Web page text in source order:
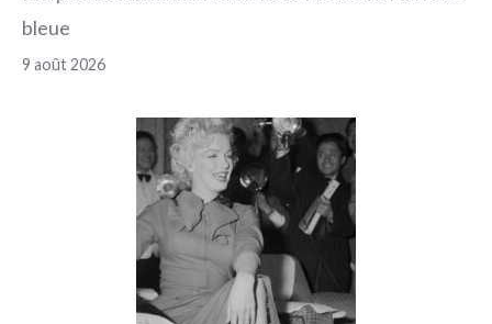
bleue
9 août 2026